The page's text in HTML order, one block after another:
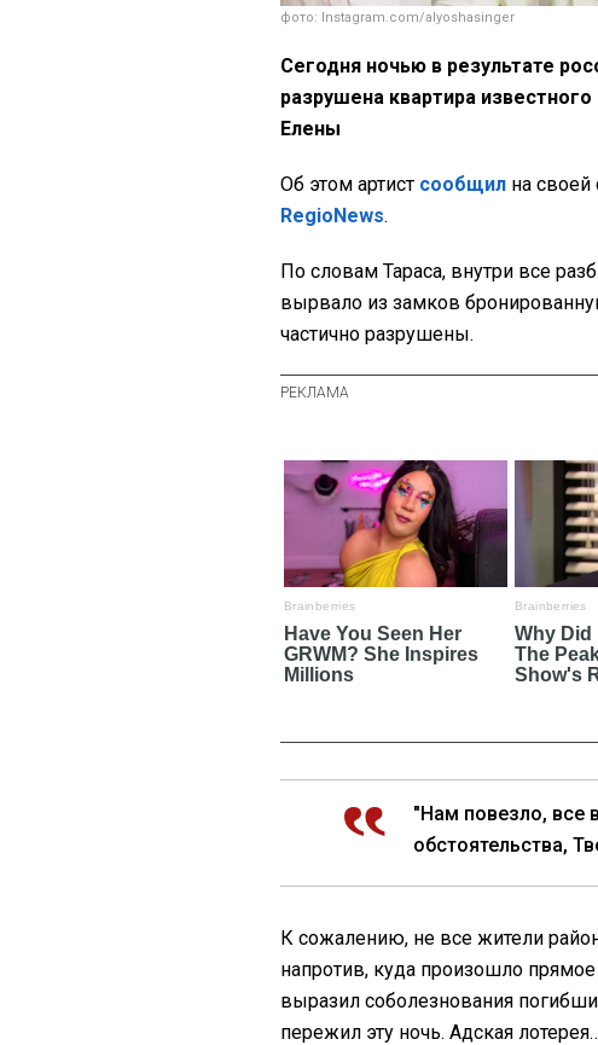
фото: Instagram.com/alyoshasinger
Сегодня ночью в результате
разрушена квартира
Елены
Об этом артист сообщил на своей
RegioNews.
По словам Тараса, внутри все
вырвало из замков
частично разрушены.
"Нам повезло, все
обстоятельства,
К сожалению, не все жители
напротив, куда произошло
выразил соболезнования
пережил эту ночь. Адская